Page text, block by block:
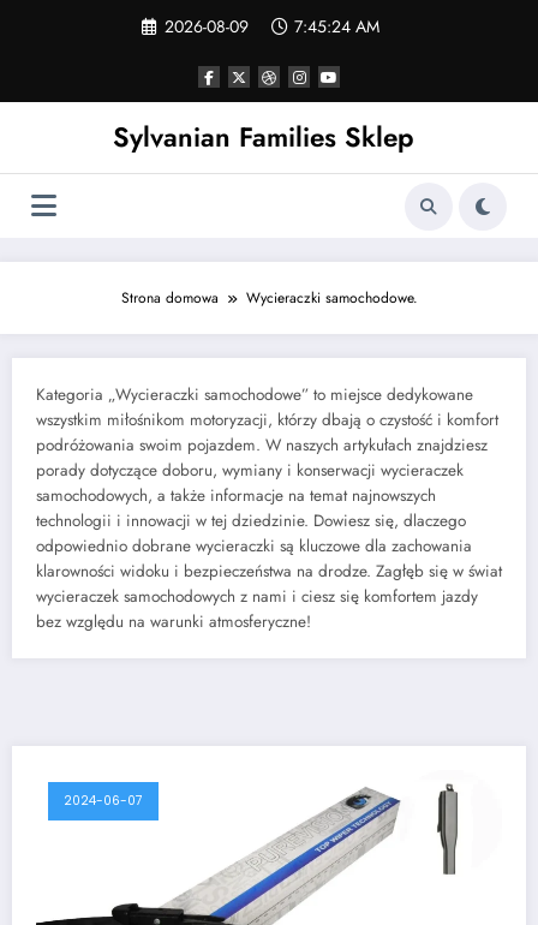
2026-08-09 7:45:25 AM
Sylvanian Families Sklep
Strona domowa Wycieraczki samochodowe.
Kategoria „Wycieraczki samochodowe” to miejsce dedykowane
wszystkim miłośnikom motoryzacji, którzy dbają o czystość i komfort
podróżowania swoim pojazdem. W naszych artykułach znajdziesz
porady dotyczące doboru, wymiany i konserwacji wycieraczek
samochodowych, a także informacje na temat najnowszych
technologii i innowacji w tej dziedzinie. Dowiesz się, dlaczego
odpowiednio dobrane wycieraczki są kluczowe dla zachowania
klarowności widoku i bezpieczeństwa na drodze. Zagłęb się w świat
wycieraczek samochodowych z nami i ciesz się komfortem jazdy
bez względu na warunki atmosferyczne!
2024-06-07